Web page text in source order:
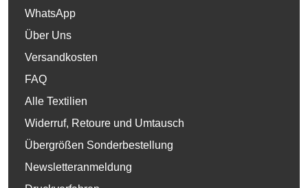
WhatsApp
Über Uns
Versandkosten
FAQ
Alle Textilien
Widerruf, Retoure und Umtausch
Übergrößen Sonderbestellung
Newsletteranmeldung